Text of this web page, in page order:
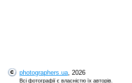
photographers.ua, 2026
Всі фотографії є власністю їх авторів.